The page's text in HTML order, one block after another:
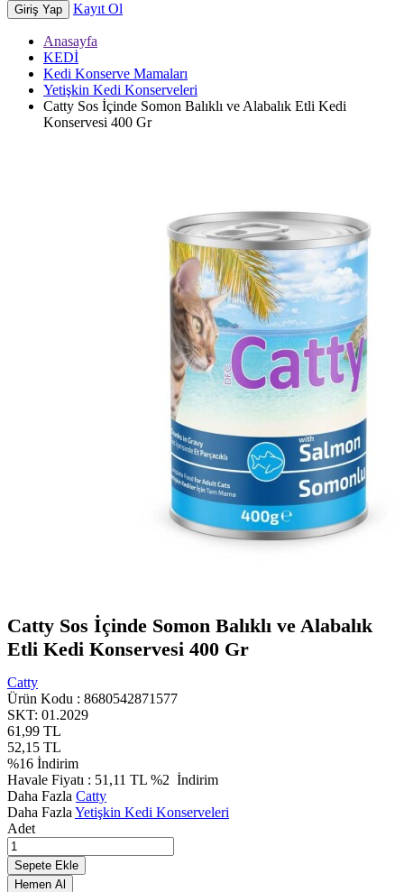
Giriş Yap Kayıt Ol
Anasayfa
KEDİ
Kedi Konserve Mamaları
Yetişkin Kedi Konserveleri
Catty Sos İçinde Somon Balıklı ve Alabalık Etli Kedi
Konservesi 400 Gr
Catty Sos İçinde Somon Balıklı ve Alabalık
Etli Kedi Konservesi 400 Gr
Catty
Ürün Kodu : 8680542871577
SKT: 01.2029
61,99 TL
52,15 TL
%16 İndirim
Havale Fiyatı : 51,11 TL %2 İndirim
Daha Fazla Catty
Daha Fazla Yetişkin Kedi Konserveleri
Adet
Sepete Ekle
Hemen Al